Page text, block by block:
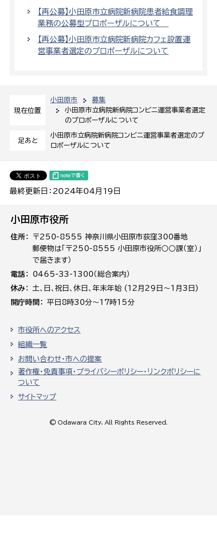
現在位置
小田原市
募集
小田原市立病院新病院コンビニ運営事業者選定
のプロポーザルについて
足あと
小田原市立病院新病院コンビニ運営事業者選定のプ
ロポーザルについて
最終更新日：2024年04月19日
【再公募】小田原市立病院新病院患者給食調理
業務の公募型プロポーザルについて
【再公募】小田原市立病院新病院カフェ設置運
営事業者選定のプロポーザルについて
小田原市役所
住所
〒250-8555 神奈川県小田原市荻窪300番地
郵便物は「〒250-8555 小田原市役所○○課（室）」
で届きます）
電話
0465-33-1300（総合案内）
休み
土､日､祝日、休日、年末年始 (12月29日～1月3日)
開庁時間
平日8時30分～17時15分
市役所へのアクセス
組織一覧
お問い合わせ・市への提案
著作権・免責事項・プライバシーポリシー・リンクポリシーに
ついて
サイトマップ
© Odawara City, All Rights Reserved.